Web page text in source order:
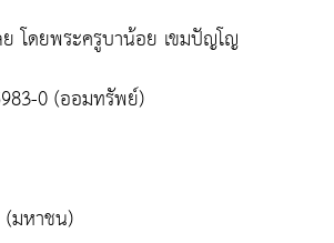
โดยพระครูบาน้อย เขมปัญโญ
0 (ออมทรัพย์)
(มหาชน)